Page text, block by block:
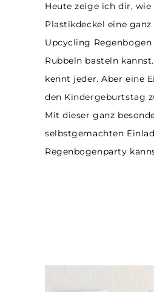
Heute zeige ich dir, wie
Plastikdeckel eine ganz
Upcycling
Rubbeln basteln
kennt jeder. Aber eine
den Kindergeburtstag
Mit dieser ganz
selbstgemachten
Regenbogenparty